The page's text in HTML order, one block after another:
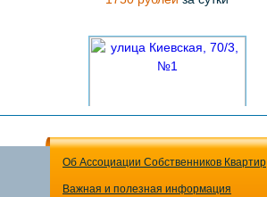
Об Ассоциации Собственников Квартир
Важная и полезная информация